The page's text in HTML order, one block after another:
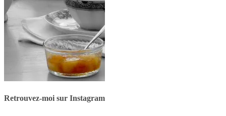
Retrouvez-moi sur Instagram